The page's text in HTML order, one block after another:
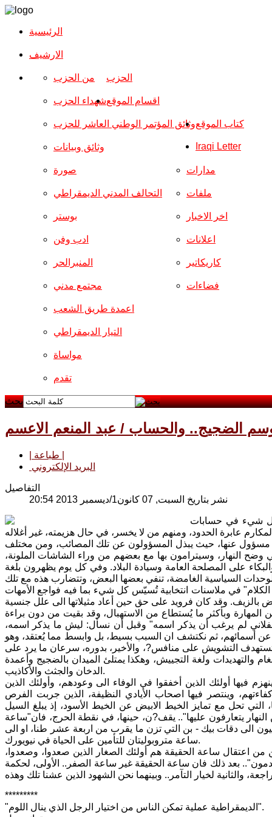
الرئيسية
الارشیف
الحزب من الحزب
شهداء الحزب
وثائق المؤتمر الوطني العاشر للحزب
وثائق وبيانات
اقسام الموقع
صورة
التحالف المدني الديمقراطي
بوستر
ادب وفن
المنبرالحر
مجتمع مدني
مدارات
ملفات
اخر الاخبار
اعلانات
كاريكاتير
فضاءات
اعمدة طريق الشعب
التيار الديمقراطي
مواساة
تقدم
كتاب الموقع
Iraqi Letter
بحث
الضجيج.. والحساب / عبد المنعم الاعسم
البريد الإلكتروني
التفاصيل
نشر بتاريخ السبت, 07 كانون1/ديسمبر 2013 20:54
كل شيء في حسابات
عنها، حيث يبذل المسؤولون عن تلك المصائب، ومن مختلف
وضح النهار، وسيترامون بها مع بعضهم من وراء الشاشات الملونة،
على المصلحة العامة وسيادة البلاد. وفي كل يوم يظهرون بلغة
في ملاسنات انتخابية تُسيّس كل شيء بما فيه فواجع الأمهات
المهارة وبأكثر ما يُستطاع من الاستهبال، وقد بقيت من دون براءة
لم يرغب أن يذكر اسمه" وقبل أن نسأل: ليش ما يذكر اسمه،
عن أسمائهم، ثم نكتشف ان السبب بسيط، بل وابسط مما يُعتقد، وهو
التشويش على منافس?، والأخير، بدوره، سرعان ما يرد على
والتهديدات ولغة التجييش، وهكذا يمتلئ الميدان بالضجيج وأعمدة
الدخان والجثث والأكاذيب.
فيها أولئك الذين أخفقوا في الوفاء الى وعودهم، وأولئك الذين
وينتصر فيها اصحاب الأيادي النظيفة، الذين جربت الفرص
التي تحل مع تمايز الخيط الابيض عن الخيط الأسود، إذ يبلغ السيل
يتعارفون عليها".. يقف?ن، حينها، في نقطة الحرج، فان"ساعة
الى دقات بيك - بن التي تزن ما يقرب من اربعة عشر طنا، او الى
ساعة متروبوليتان للتأمين على الحياة في نيويورك.
اعتقال ساعة الحقيقة هم أولئك الصغار الذين صعدوا، وصعدوا،
بعد ذلك فان ساعة الحقيقة غير ساعة الصفر.. الأولى، لحكمة
*********
"الديمقراطية عملية تمكن الناس من اختيار الرجل الذي ينال اللوم".